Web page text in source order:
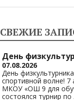
gr
a
m
s
A
p
p
y
Li
n
k
СВЕЖИЕ
День
07.08.2026
День
спортивной волне! 7
МКОУ «ОШ 9 для
состоялся турнир по